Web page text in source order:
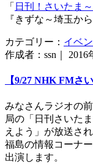
「 日刊！さいたま
『きずな～埼玉か
カテゴリー： イベ
作成者：ssn｜ 2016
【9/27 NHK FMさ
みなさんラジオの
局の「日刊さいた
えよう」が放送され
福島の情報コーナ
出演します。